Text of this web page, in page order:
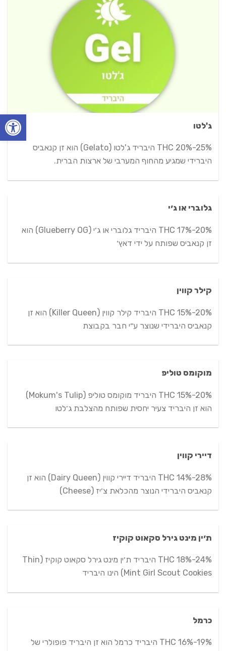
פתח ג'לטו
THC 20%-25% היבריד ג'לטו (Gelato) הוא זן קנאביס
היברידי שמגיע מהחוף המערבי של ארצות הברית.
גלוברי או ג׳י
THC 17%-20% היבריד גלוברי או ג׳י (Glueberry OG) הוא
זן קנאביס שפותח על ידי דאץ׳
קילר קווין
THC 15%-20% היבריד קילר קווין (Killer Queen) הוא זן
קנאביס היברידי שנוצר ע״י חבר בקבוצת
מוקומס טוליפ
THC 15%-20% היבריד מוקומס טוליפ (Mokum's Tulip)
הוא זן היבריד צעיר יחסית שפותח מהצלבת ג׳לטו
דיירי קווין
THC 14%-28% היבריד דיירי קווין (Dairy Queen) הוא זן
קנאביס היברידי הנוצר מהכלאת צ׳יז (Cheese)
ת׳ין מינט גירל סקאוט קוקיז
THC 18%-24% היבריד ת׳ין מינט גירל סקאוט קוקיז (Thin
Mint Girl Scout Cookies) הינו היבריד
כרמל
THC 16%-19% היבריד כרמל הוא זן היבריד פופולרי של